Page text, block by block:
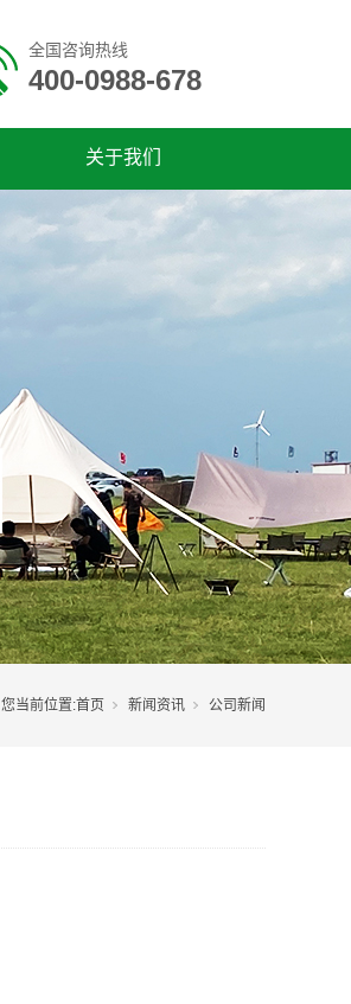
全国咨询热线
400-0988-678
关于我们
您当前位置:首页 新闻资讯 公司新闻